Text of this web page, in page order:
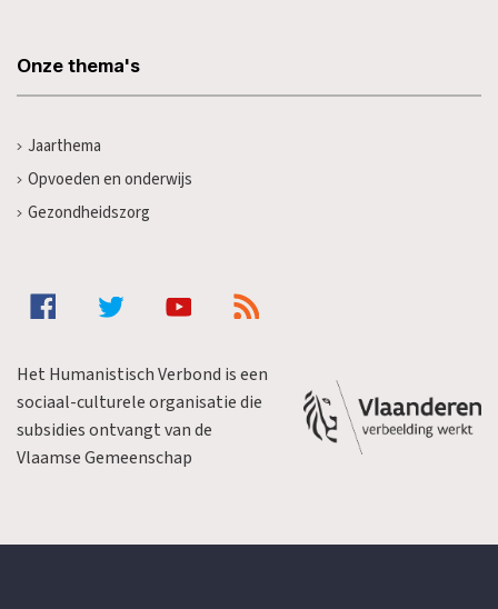
Onze thema's
Jaarthema
Opvoeden en onderwijs
Gezondheidszorg
Het Humanistisch Verbond is een
sociaal-culturele organisatie die
subsidies ontvangt van de
Vlaamse Gemeenschap